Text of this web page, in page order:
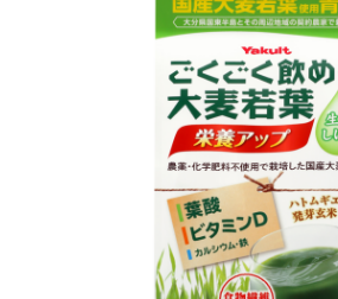
会社情報
お客さまサポート
新着情報